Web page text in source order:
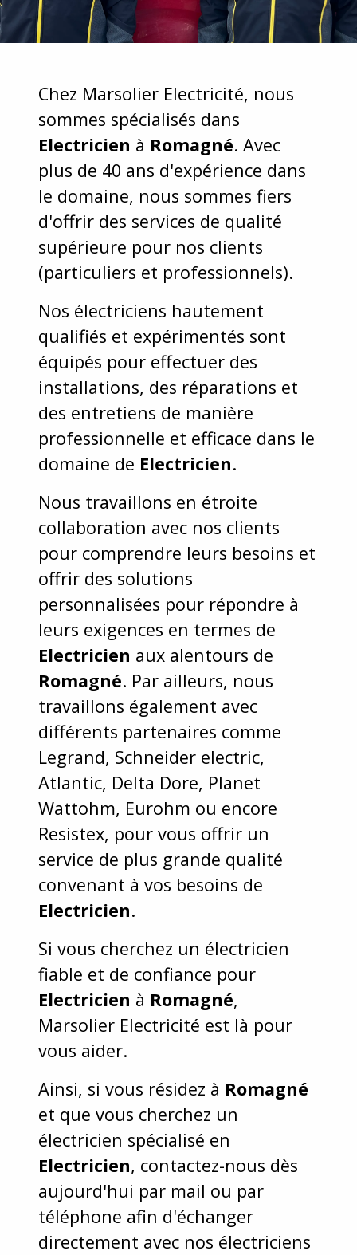
Chez Marsolier Electricité, nous
sommes spécialisés dans
Electricien à Romagné. Avec
plus de 40 ans d'expérience dans
le domaine, nous sommes fiers
d'offrir des services de qualité
supérieure pour nos clients
(particuliers et professionnels).
Nos électriciens hautement
qualifiés et expérimentés sont
équipés pour effectuer des
installations, des réparations et
des entretiens de manière
professionnelle et efficace dans le
domaine de Electricien.
Nous travaillons en étroite
collaboration avec nos clients
pour comprendre leurs besoins et
offrir des solutions
personnalisées pour répondre à
leurs exigences en termes de
Electricien aux alentours de
Romagné. Par ailleurs, nous
travaillons également avec
différents partenaires comme
Legrand, Schneider electric,
Atlantic, Delta Dore, Planet
Wattohm, Eurohm ou encore
Resistex, pour vous offrir un
service de plus grande qualité
convenant à vos besoins de
Electricien.
Si vous cherchez un électricien
fiable et de confiance pour
Electricien à Romagné,
Marsolier Electricité est là pour
vous aider.
Ainsi, si vous résidez à Romagné
et que vous cherchez un
électricien spécialisé en
Electricien, contactez-nous dès
aujourd'hui par mail ou par
téléphone afin d'échanger
directement avec nos électriciens